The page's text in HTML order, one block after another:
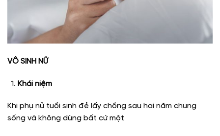
VÔ SINH NỮ
Khái niệm
Khi phụ nử tuổi sinh đẻ lấy chồng sau hai năm chung
sống và không dùng bất cứ một